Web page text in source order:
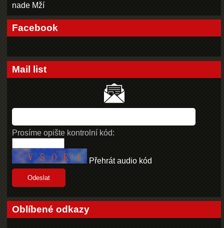
nade Mží
Facebook
Mail list
Prosíme opište kontrolní kód:
Přehrát audio kód
Oblíbené odkazy